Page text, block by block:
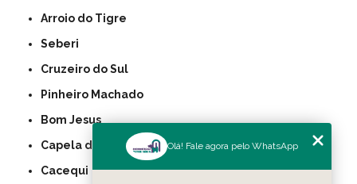
Arroio do Tigre
Seberi
Cruzeiro do Sul
Pinheiro Machado
Bom Jesus
Capela de Santana
Cacequi
Olá! Fale agora pelo WhatsApp